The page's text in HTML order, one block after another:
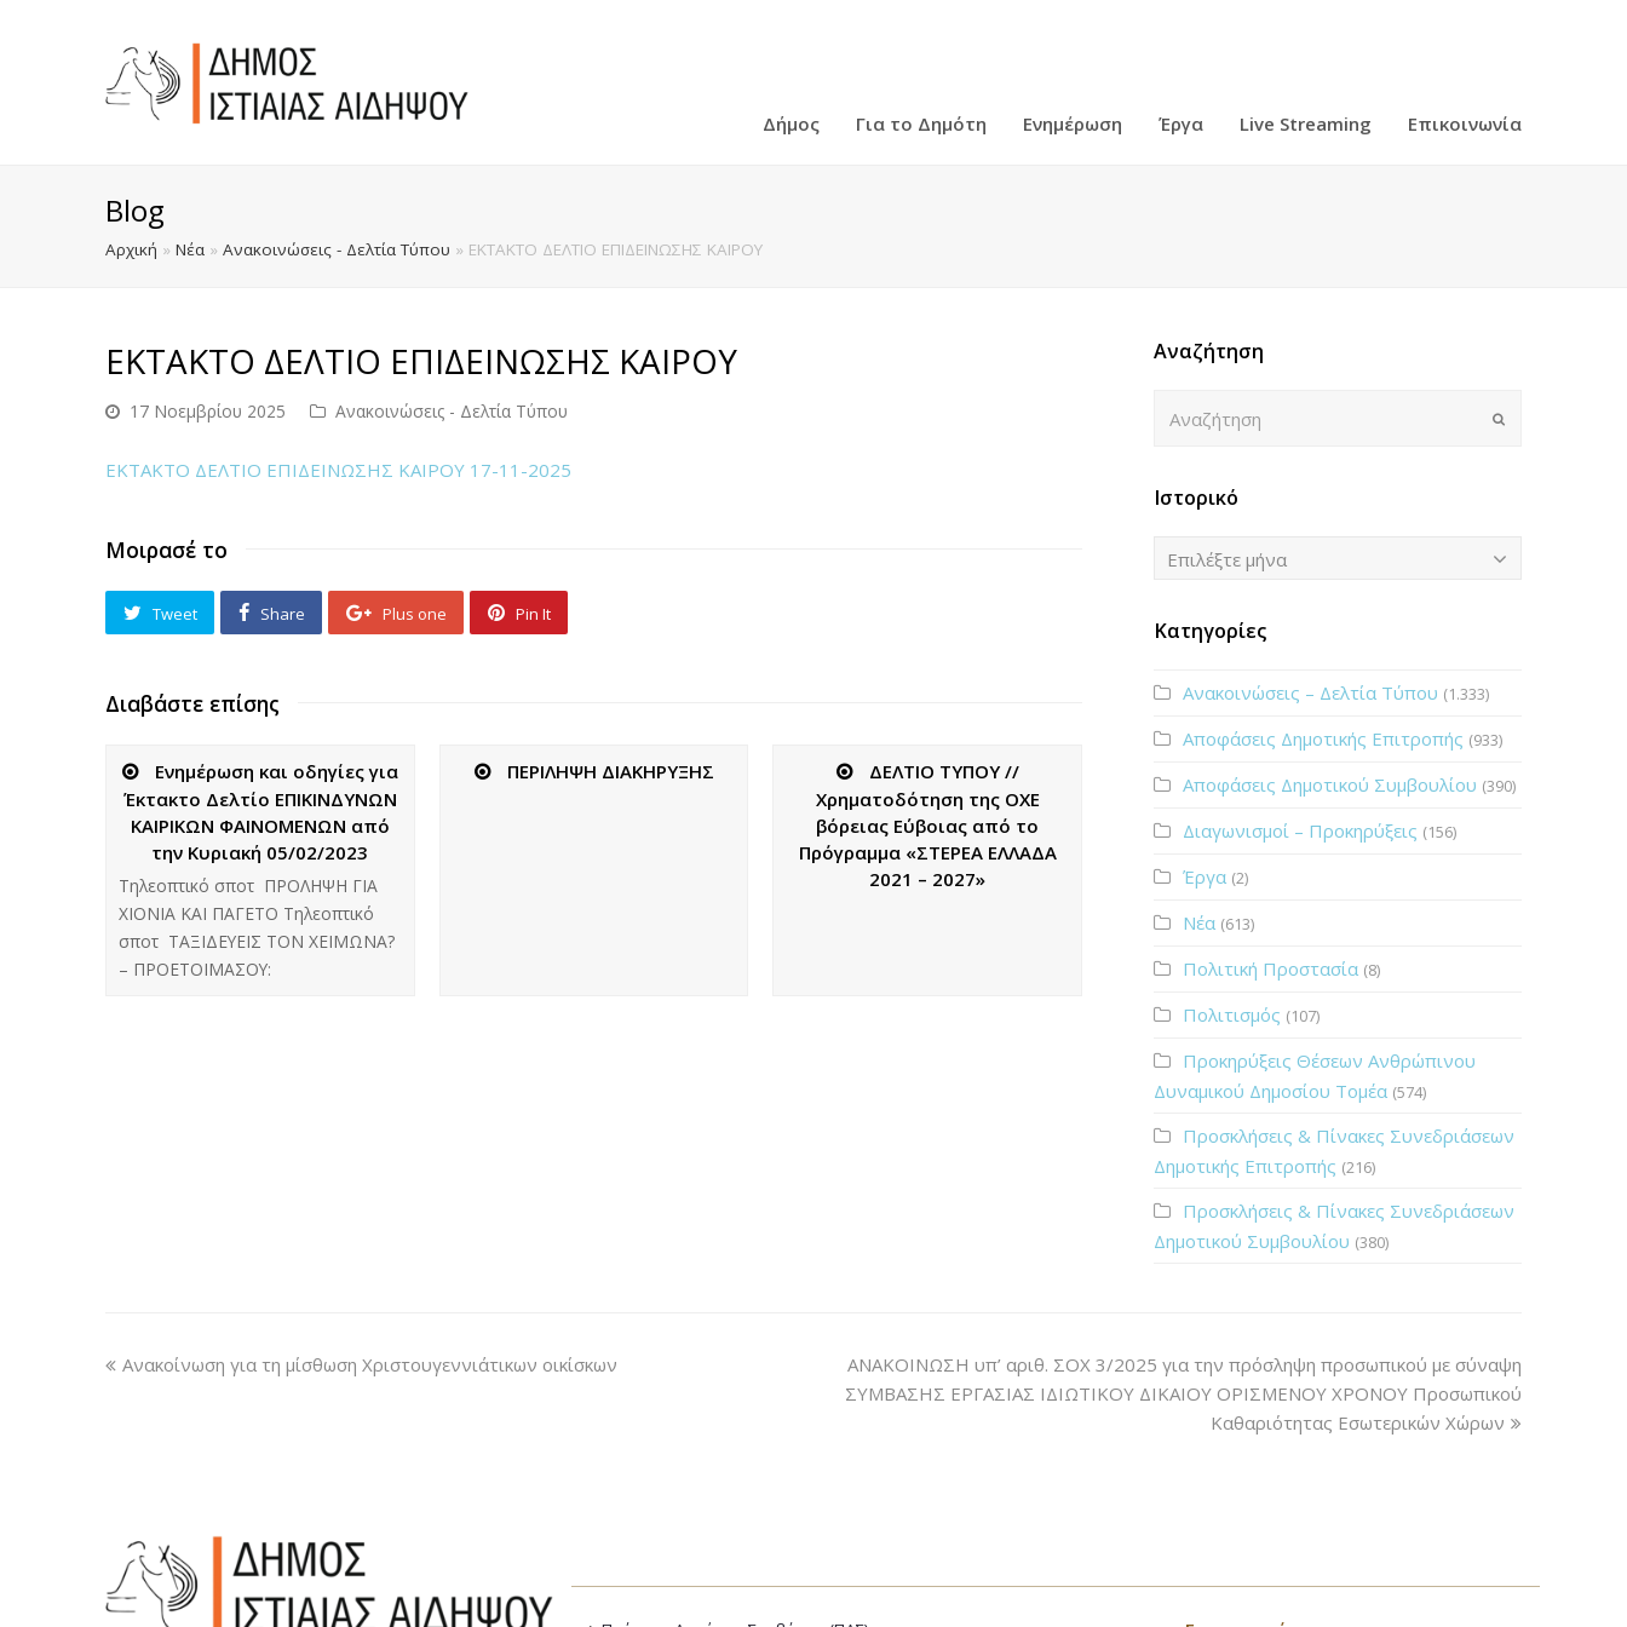
Δήμος Για το Δημότη Ενημέρωση Έργα Live Streaming Επικοινωνία
Blog
Αρχική » Νέα » Ανακοινώσεις - Δελτία Τύπου » ΕΚΤΑΚΤΟ ΔΕΛΤΙΟ ΕΠΙΔΕΙΝΩΣΗΣ ΚΑΙΡΟΥ
ΕΚΤΑΚΤΟ ΔΕΛΤΙΟ ΕΠΙΔΕΙΝΩΣΗΣ ΚΑΙΡΟΥ
17 Νοεμβρίου 2025 Ανακοινώσεις - Δελτία Τύπου
ΕΚΤΑΚΤΟ ΔΕΛΤΙΟ ΕΠΙΔΕΙΝΩΣΗΣ ΚΑΙΡΟΥ 17-11-2025
Μοιρασέ το
Tweet Share Plus one Pin It
Διαβάστε επίσης
Ενημέρωση και οδηγίες για
Έκτακτο Δελτίο ΕΠΙΚΙΝΔΥΝΩΝ
ΚΑΙΡΙΚΩΝ ΦΑΙΝΟΜΕΝΩΝ από
την Κυριακή 05/02/2023
Τηλεοπτικό σποτ ΠΡΟΛΗΨΗ ΓΙΑ
ΧΙΟΝΙΑ ΚΑΙ ΠΑΓΕΤΟ Τηλεοπτικό
σποτ ΤΑΞΙΔΕΥΕΙΣ ΤΟΝ ΧΕΙΜΩΝΑ?
– ΠΡΟΕΤΟΙΜΑΣΟΥ:
ΠΕΡΙΛΗΨΗ ΔΙΑΚΗΡΥΞΗΣ
ΔΕΛΤΙΟ ΤΥΠΟΥ //
Χρηματοδότηση της ΟΧΕ
βόρειας Εύβοιας από το
Πρόγραμμα «ΣΤΕΡΕΑ ΕΛΛΑΔΑ
2021 – 2027»
Αναζήτηση
Ιστορικό
Ιστορικό
Επιλέξτε μήνα
Κατηγορίες
Ανακοινώσεις – Δελτία Τύπου (1.333)
Αποφάσεις Δημοτικής Επιτροπής (933)
Αποφάσεις Δημοτικού Συμβουλίου (390)
Διαγωνισμοί – Προκηρύξεις (156)
Έργα (2)
Νέα (613)
Πολιτική Προστασία (8)
Πολιτισμός (107)
Προκηρύξεις Θέσεων Ανθρώπινου
Δυναμικού Δημοσίου Τομέα (574)
Προσκλήσεις & Πίνακες Συνεδριάσεων
Δημοτικής Επιτροπής (216)
Προσκλήσεις & Πίνακες Συνεδριάσεων
Δημοτικού Συμβουλίου (380)
Ανακοίνωση για τη μίσθωση Χριστουγεννιάτικων οικίσκων
ΑΝΑΚΟΙΝΩΣΗ υπ’ αριθ. ΣΟΧ 3/2025 για την πρόσληψη προσωπικού με σύναψη
ΣΥΜΒΑΣΗΣ ΕΡΓΑΣΙΑΣ ΙΔΙΩΤΙΚΟΥ ΔΙΚΑΙΟΥ ΟΡΙΣΜΕΝΟΥ ΧΡΟΝΟΥ Προσωπικού
Καθαριότητας Εσωτερικών Χώρων